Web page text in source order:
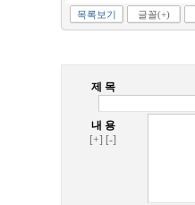
목록보기 글꼴(+)
제 목
내 용
[+] [-]